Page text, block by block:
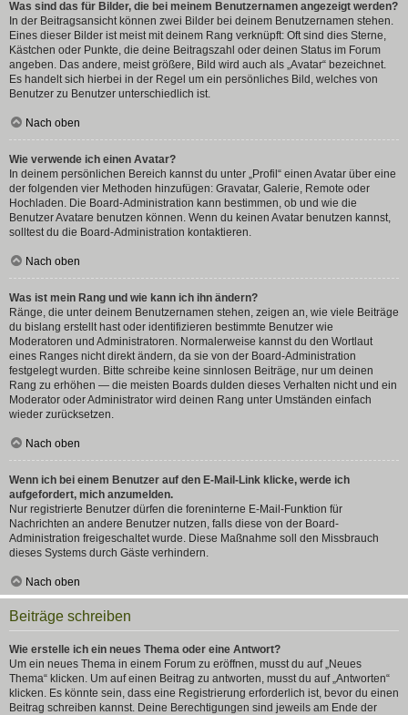
Was sind das für Bilder, die bei meinem Benutzernamen angezeigt werden?
In der Beitragsansicht können zwei Bilder bei deinem Benutzernamen stehen.
Eines dieser Bilder ist meist mit deinem Rang verknüpft: Oft sind dies Sterne,
Kästchen oder Punkte, die deine Beitragszahl oder deinen Status im Forum
angeben. Das andere, meist größere, Bild wird auch als „Avatar“ bezeichnet.
Es handelt sich hierbei in der Regel um ein persönliches Bild, welches von
Benutzer zu Benutzer unterschiedlich ist.
Nach oben
Wie verwende ich einen Avatar?
In deinem persönlichen Bereich kannst du unter „Profil“ einen Avatar über eine
der folgenden vier Methoden hinzufügen: Gravatar, Galerie, Remote oder
Hochladen. Die Board-Administration kann bestimmen, ob und wie die
Benutzer Avatare benutzen können. Wenn du keinen Avatar benutzen kannst,
solltest du die Board-Administration kontaktieren.
Nach oben
Was ist mein Rang und wie kann ich ihn ändern?
Ränge, die unter deinem Benutzernamen stehen, zeigen an, wie viele Beiträge
du bislang erstellt hast oder identifizieren bestimmte Benutzer wie
Moderatoren und Administratoren. Normalerweise kannst du den Wortlaut
eines Ranges nicht direkt ändern, da sie von der Board-Administration
festgelegt wurden. Bitte schreibe keine sinnlosen Beiträge, nur um deinen
Rang zu erhöhen — die meisten Boards dulden dieses Verhalten nicht und ein
Moderator oder Administrator wird deinen Rang unter Umständen einfach
wieder zurücksetzen.
Nach oben
Wenn ich bei einem Benutzer auf den E-Mail-Link klicke, werde ich
aufgefordert, mich anzumelden.
Nur registrierte Benutzer dürfen die foreninterne E-Mail-Funktion für
Nachrichten an andere Benutzer nutzen, falls diese von der Board-
Administration freigeschaltet wurde. Diese Maßnahme soll den Missbrauch
dieses Systems durch Gäste verhindern.
Nach oben
Beiträge schreiben
Wie erstelle ich ein neues Thema oder eine Antwort?
Um ein neues Thema in einem Forum zu eröffnen, musst du auf „Neues
Thema“ klicken. Um auf einen Beitrag zu antworten, musst du auf „Antworten“
klicken. Es könnte sein, dass eine Registrierung erforderlich ist, bevor du einen
Beitrag schreiben kannst. Deine Berechtigungen sind jeweils am Ende der